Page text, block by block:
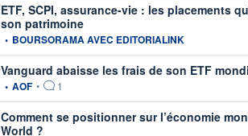
ETF, SCPI, assurance-vie : les placements
son patrimoine
information fournie par
• BOURSORAMA AVEC EDITORIALINK
Vanguard abaisse les frais de son ETF
information fournie par
• AOF • 1
Comment se positionner sur l’économie
World ?